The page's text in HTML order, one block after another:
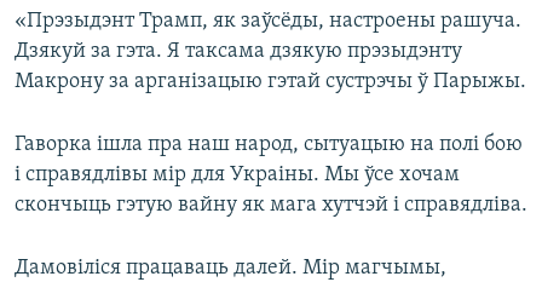
«Прэзыдэнт Трамп, як заўсёды, настроены рашуча.
Дзякуй за гэта. Я таксама дзякую прэзыдэнту
Макрону за арганізацыю гэтай сустрэчы ў Парыжы.
Гаворка ішла пра наш народ, сытуацыю на полі бою
і справядлівы мір для Украіны. Мы ўсе хочам
скончыць гэтую вайну як мага хутчэй і справядліва.
Дамовіліся працаваць далей. Мір магчымы,